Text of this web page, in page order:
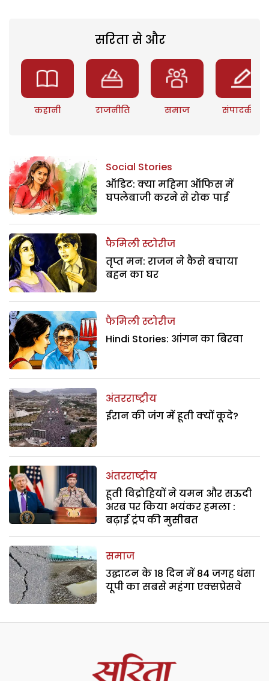
सरिता से और
कहानी राजनीति समाज संपादकीय
Social Stories
ऑडिट: क्या महिमा ऑफिस में
घपलेबाजी करने से रोक पाई
फैमिली स्टोरीज
तृप्त मन: राजन ने कैसे बचाया
बहन का घर
फैमिली स्टोरीज
Hindi Stories: आंगन का बिरवा
अंतरराष्ट्रीय
ईरान की जंग में हूती क्यों कूदे?
अंतरराष्ट्रीय
हूती विद्रोहियों ने यमन और सऊदी
अरब पर किया भयंकर हमला :
बढ़ाई ट्रंप की मुसीबत
समाज
उद्घाटन के 18 दिन में 84 जगह धंसा
यूपी का सबसे महंगा एक्सप्रेसवे